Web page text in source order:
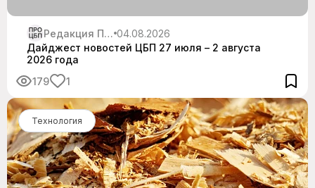
Редакция Про ЦБП 04.08.2026
Дайджест новостей ЦБП 27 июля – 2 августа
2026 года
179
1
Технология